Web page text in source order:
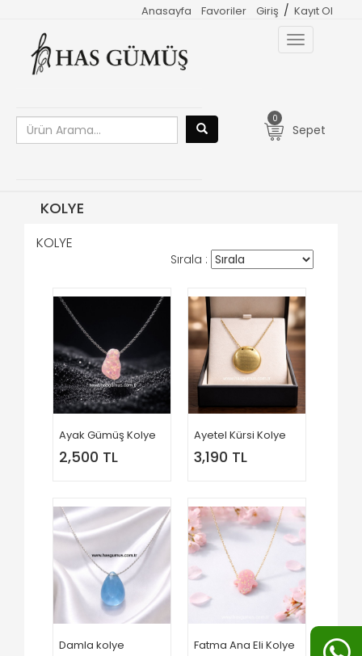
Giriş / Kayıt Ol
Favoriler
Anasayfa
Toggle
navigation
0
Sepet
KOLYE
KOLYE
Sırala :
Ayak Gümüş Kolye
2,500 TL
Ayetel Kürsi Kolye
3,190 TL
Damla kolye Fatma Ana Eli Kolye